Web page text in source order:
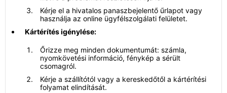
Kérje el a hivatalos panaszbejelentő űrlapot vagy
használja az online ügyfélszolgálati felületet.
Kártérítés igénylése:
Őrizze meg minden dokumentumát: számla,
nyomkövetési információ, fénykép a sérült
csomagról.
Kérje a szállítótól vagy a kereskedőtől a kártérítési
folyamat elindítását.